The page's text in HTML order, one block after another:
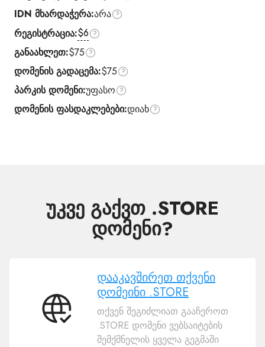
IDN მხარდაჭერა:არა
რეგისტრაცია:$6
განაახლეთ:$75
დომენის გადაცემა:$75
პარკის დომენი:უფასო
დომენის ფასდაკლებები:დიახ
უკვე გაქვთ .STORE
დომენი?
დააკავშირეთ
დააკავშირეთ თქვენი
დომეინი .STORE
თქვენ შეგიძლიათ გააჩეროთ
.STORE დომენი ვებსაიტების
შემქმნელის ყველა გეგმაში